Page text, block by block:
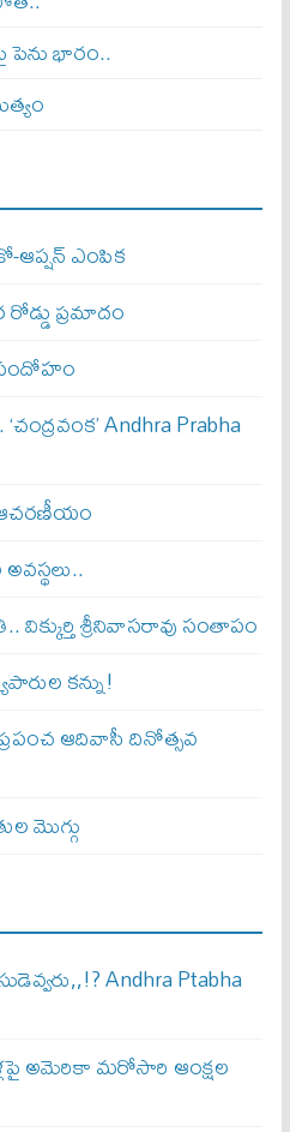
భారం..
ఎంపిక
ప్రమాదం
సందోహం
Andhra Prabha
ఆచరణీయం
శ్రీనివాసరావు సంతాపం
కన్ను!
ఆదివాసీ దినోత్సవ
మొగ్గు
Andhra Ptabha
అమెరికా మరోసారి ఆంక్షల